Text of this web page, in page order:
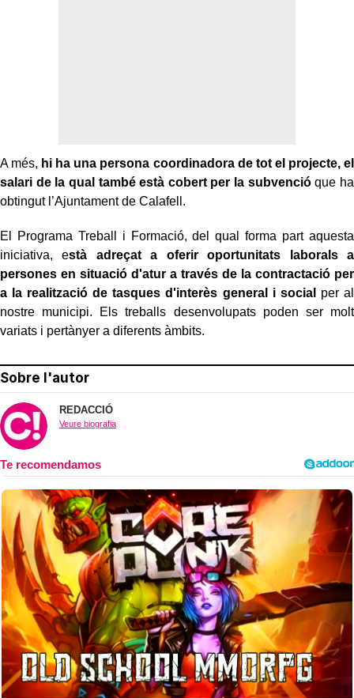
A més, hi ha una persona coordinadora de tot el projecte, el
salari de la qual també està cobert per la subvencióque ha
obtingut l’Ajuntament de Calafell.
El Programa Treball i Formació, del qual forma part aquesta
iniciativa, està adreçat a oferir oportunitats laborals a
persones en situació d'atur a través de la contractació per
a la realització de tasques d'interès general i social
per al
nostre municipi. Els treballs desenvolupats poden ser molt
variats i pertànyer a diferents àmbits.
Sobre l'autor
REDACCIÓ
Veure biografia